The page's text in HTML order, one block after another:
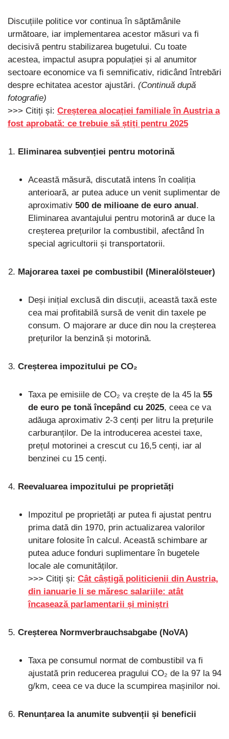
Discuțiile politice vor continua în săptămânile
următoare, iar implementarea acestor măsuri va fi
decisivă pentru stabilizarea bugetului. Cu toate
acestea, impactul asupra populației și al anumitor
sectoare economice va fi semnificativ, ridicând întrebări
despre echitatea acestor ajustări. (Continuă după
fotografie)
>>> Citiți și: Creșterea alocației familiale în Austria a
fost aprobată: ce trebuie să știți pentru 2025
Eliminarea subvenției pentru motorină
Această măsură, discutată intens în coaliția
anterioară, ar putea aduce un venit suplimentar de
aproximativ 500 de milioane de euro anual .
Eliminarea avantajului pentru motorină ar duce la
creșterea prețurilor la combustibil, afectând în
special agricultorii și transportatorii.
Majorarea taxei pe combustibil (Mineralölsteuer)
Deși inițial exclusă din discuții, această taxă este
cea mai profitabilă sursă de venit din taxele pe
consum. O majorare ar duce din nou la creșterea
prețurilor la benzină și motorină.
Creșterea impozitului pe CO₂
Taxa pe emisiile de CO₂ va crește de la 45 la 55
de euro pe tonă începând cu 2025, ceea ce va
adăuga aproximativ 2-3 cenți per litru la prețurile
carburanților. De la introducerea acestei taxe,
prețul motorinei a crescut cu 16,5 cenți, iar al
benzinei cu 15 cenți.
Reevaluarea impozitului pe proprietăți
Impozitul pe proprietăți ar putea fi ajustat pentru
prima dată din 1970, prin actualizarea valorilor
unitare folosite în calcul. Această schimbare ar
putea aduce fonduri suplimentare în bugetele
locale ale comunităților.
>>> Citiți și: Cât câștigă politicienii din Austria,
din ianuarie li se măresc salariile: atât
încasează parlamentarii și miniștri
Creșterea Normverbrauchsabgabe (NoVA)
Taxa pe consumul normat de combustibil va fi
ajustată prin reducerea pragului CO₂ de la 97 la 94
g/km, ceea ce va duce la scumpirea mașinilor noi.
Renunțarea la anumite subvenții și beneficii